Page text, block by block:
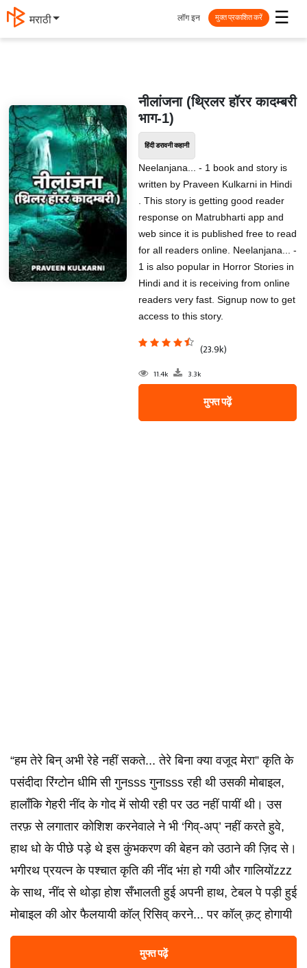
मराठी ☰
लॉग इन मुक्त प्रकाशित करें
नीलांजना (थ्रिलर हॉरर कादम्बरी
भाग-1)
हिंदी डरावनी कहानी
Neelanjana... - 1 book and story is
written by Praveen Kulkarni in Hindi
. This story is getting good reader
response on Matrubharti app and
web since it is published free to read
for all readers online. Neelanjana... -
1 is also popular in Horror Stories in
Hindi and it is receiving from online
readers very fast. Signup now to get
access to this story.
(23.9k)
11.4k 3.3k
मुफ्त पढ़ें
“हम तेरे बिन् अभी रेहे नहीं सकते... तेरे बिना क्या वजूद मेरा” कृति के
पसंदीदा रिंग्टोन धीमि सी गुनsss गुनाsss रही थी उसकी मोबाइल,
हालाँकि गेहरी नींद के गोद में सोयी रही पर उठ नहीं पायीं थी। उस
तरफ़ से लगातार कोशिश करनेवाले ने भी ‘गिव्-अप्’ नहीं करते हुवे,
हाथ धो के पीछे पड़े थे इस कुंभकरण की बेहन को उठाने की ज़िद से।
भगीरथ प्रयत्न के पश्चात कृति की नींद भंग़ हो गयी और गालियोंzzz
के साथ, नींद से थोड़ा होश सँभालती हुई अपनी हाथ, टेबल पे पड़ी हुई
मोबाइल की ओर फैलयायी कॉल् रिसिव् करने... पर कॉल् क़ट् होगायी
मुफ्त पढ़ें